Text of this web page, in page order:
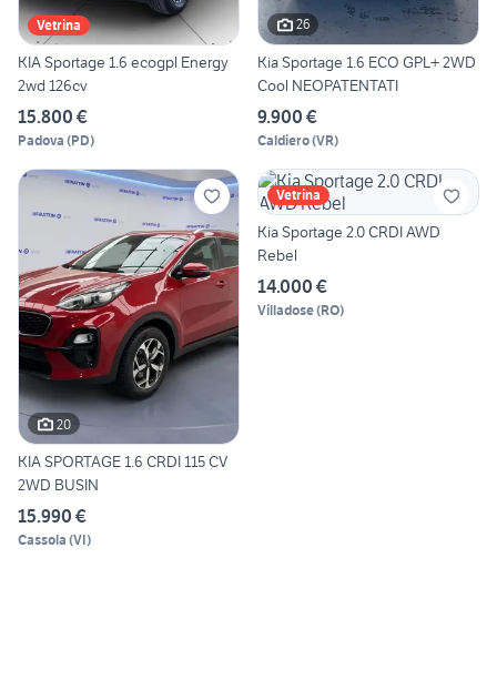
Vetrina
KIA Sportage 1.6 ecogpl Energy
2wd 126cv
15.800 €
Padova (PD)
26
Kia Sportage 1.6 ECO GPL+ 2WD
Cool NEOPATENTATI
9.900 €
Caldiero(VR)
20
KIA SPORTAGE 1.6 CRDI 115 CV
2WD BUSIN
15.990 €
Cassola (VI)
Vetrina
Kia Sportage 2.0 CRDI AWD
Rebel
14.000 €
Villadose(RO)